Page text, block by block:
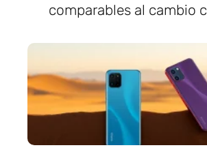
comparables al cambio